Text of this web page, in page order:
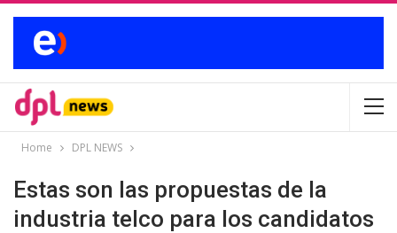
Home DPL NEWS
Estas son las propuestas de la
industria telco para los candidatos